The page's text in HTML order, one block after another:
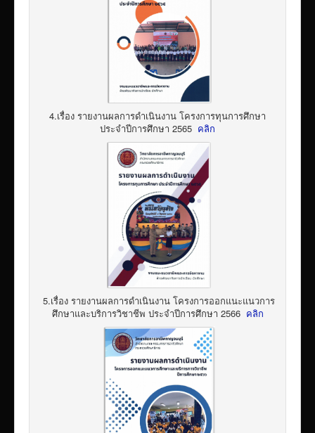
4.เรื่อง รายงานผลการดำเนินงาน โครงการทุนการศึกษา
ประจำปีการศึกษา 2565 คลิก
5.เรื่อง รายงานผลการดำเนินงาน โครงการออกแนะแนวการ
ศึกษาและบริการวิชาชีพ ประจำปีการศึกษา 2566 คลิก